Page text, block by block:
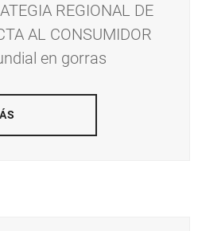
REGIONAL DE
AL CONSUMIDOR
en gorras